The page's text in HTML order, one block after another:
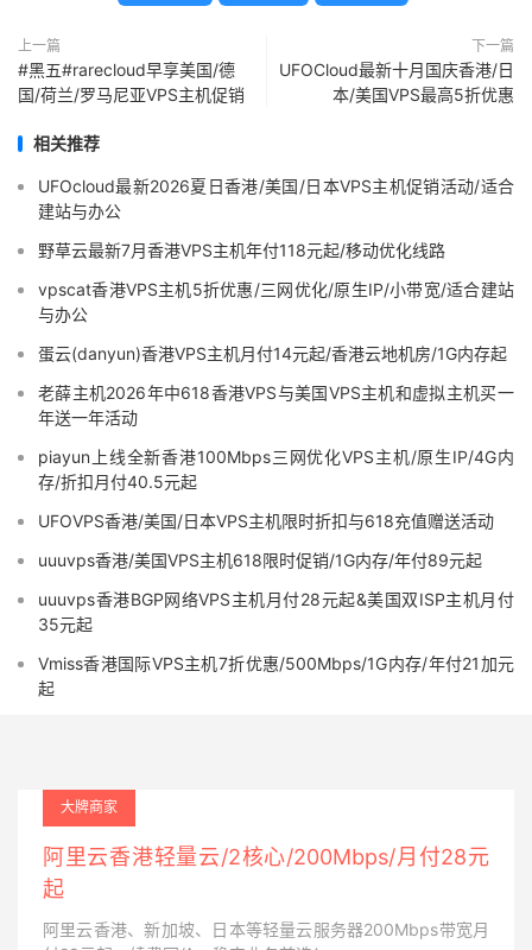
上一篇
#黑五#rarecloud早享美国/德
国/荷兰/罗马尼亚VPS主机促销
下一篇
UFOCloud最新十月国庆香港/日
本/美国VPS最高5折优惠
相关推荐
UFOcloud最新2026夏日香港/美国/日本VPS主机促销活动/适合
建站与办公
野草云最新7月香港VPS主机年付118元起/移动优化线路
vpscat香港VPS主机5折优惠/三网优化/原生IP/小带宽/适合建站
与办公
蛋云(danyun)香港VPS主机月付14元起/香港云地机房/1G内存起
老薛主机2026年中618香港VPS与美国VPS主机和虚拟主机买一
年送一年活动
piayun上线全新香港100Mbps三网优化VPS主机/原生IP/4G内
存/折扣月付40.5元起
UFOVPS香港/美国/日本VPS主机限时折扣与618充值赠送活动
uuuvps香港/美国VPS主机618限时促销/1G内存/年付89元起
uuuvps香港BGP网络VPS主机月付28元起&美国双ISP主机月付
35元起
Vmiss香港国际VPS主机7折优惠/500Mbps/1G内存/年付21加元
起
大牌商家
阿里云香港轻量云/2核心/200Mbps/月付28元
起
阿里云香港、新加坡、日本等轻量云服务器200Mbps带宽月